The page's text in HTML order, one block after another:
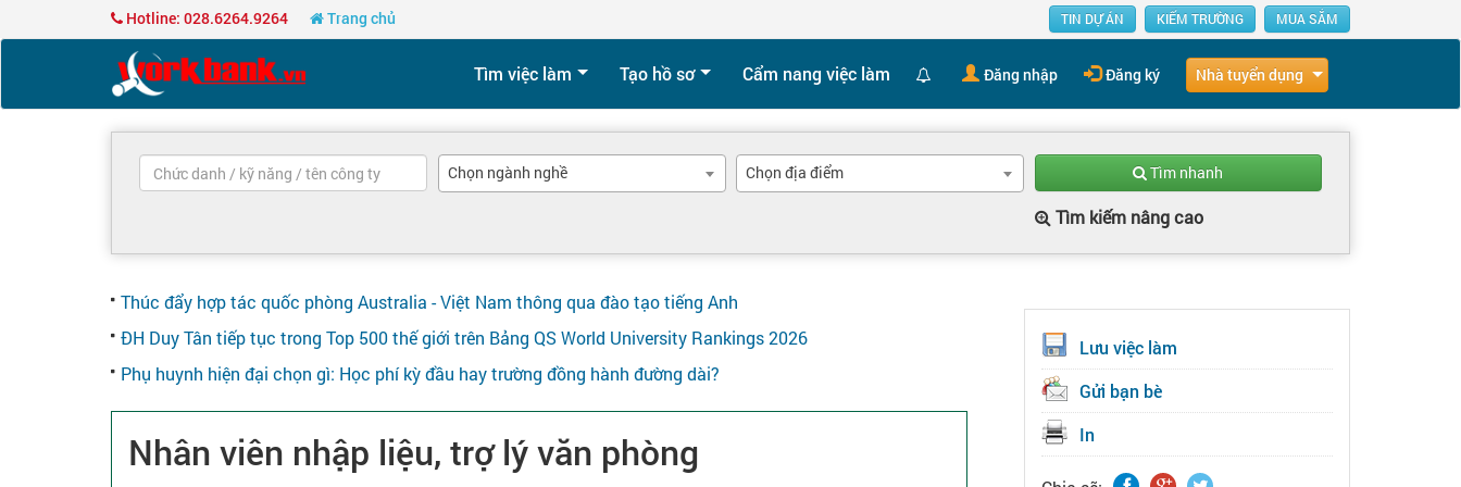
Hotline: 028.6264.9264 Trang chủ TIN DỰ ÁN KIẾM TRƯỜNG MUA SẮM
Tìm việc làm Tạo hồ sơ Cẩm nang việc làm Đăng nhập Đăng ký Nhà tuyển dụng
Chọn ngành nghề Chọn địa điểm Tìm nhanh
Tìm kiếm nâng cao
Thúc đẩy hợp tác quốc phòng Australia - Việt Nam thông qua đào tạo tiếng Anh
ĐH Duy Tân tiếp tục trong Top 500 thế giới trên Bảng QS World University Rankings 2026
Phụ huynh hiện đại chọn gì: Học phí kỳ đầu hay trường đồng hành đường dài?
Nhân viên nhập liệu, trợ lý văn phòng
Lưu việc làm
Gửi bạn bè
In